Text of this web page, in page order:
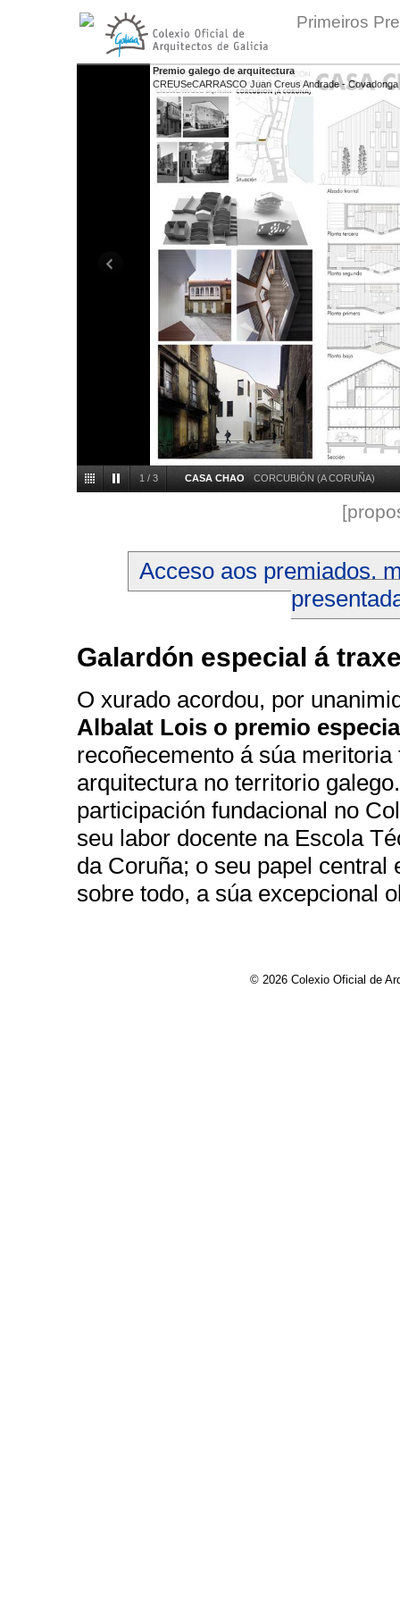
Primeiros
Premio galego de arquitectura
CREUSeCARRASCO Juan Creus Andrade -
1 / 3 CASA CHAO CORCUBIÓN (A CORUÑA)
Acceso aos premiados,
Galardón especial á
O xurado acordou, por
Albalat Lois o premio
recoñecemento á súa
arquitectura no territorio
participación fundacional no
seu labor docente na Escola
da Coruña; o seu papel
sobre todo, a súa excepcional
© 2026 Colexio Oficial de